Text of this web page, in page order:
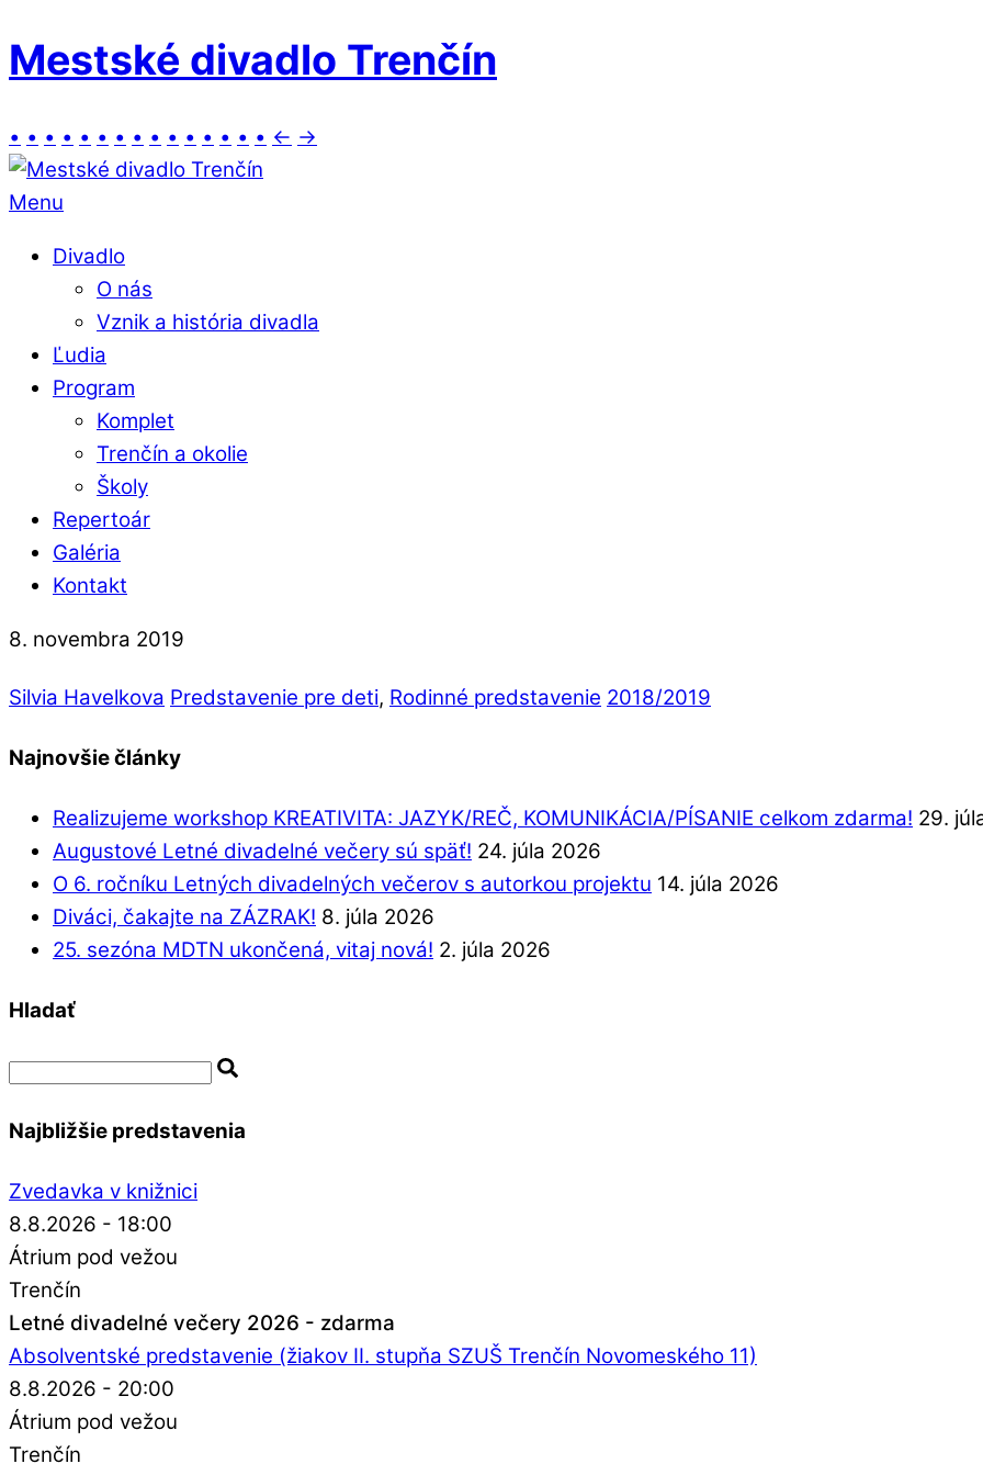
Mestské divadlo Trenčín
• • • • • • • • • • • • • • • ← →
Menu
Divadlo
O nás
Vznik a história divadla
Ľudia
Program
Komplet
Trenčín a okolie
Školy
Repertoár
Galéria
Kontakt
8. novembra 2019
Silvia Havelkova Predstavenie pre deti, Rodinné predstavenie 2018/2019
Najnovšie články
Realizujeme workshop KREATIVITA: JAZYK/REČ, KOMUNIKÁCIA/PÍSANIE celkom zdarma! 29.
Augustové Letné divadelné večery sú späť! 24. júla 2026
O 6. ročníku Letných divadelných večerov s autorkou projektu 14. júla 2026
Diváci, čakajte na ZÁZRAK! 8. júla 2026
25. sezóna MDTN ukončená, vitaj nová! 2. júla 2026
Hladať
Najbližšie predstavenia
Zvedavka v knižnici
8.8.2026 - 18:00
Átrium pod vežou
Trenčín
Letné divadelné večery 2026 - zdarma
Absolventské predstavenie (žiakov II. stupňa SZUŠ Trenčín Novomeského 11)
8.8.2026 - 20:00
Átrium pod vežou
Trenčín